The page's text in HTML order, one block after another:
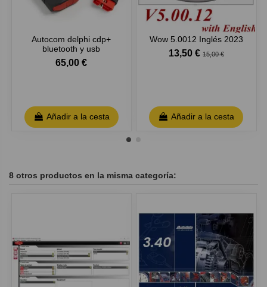
Autocom delphi cdp+
bluetooth y usb
65,00 €
Añadir a la cesta
Wow 5.0012 Inglés 2023
13,50 € 15,00 €
Añadir a la cesta
8 otros productos en la misma categoría: